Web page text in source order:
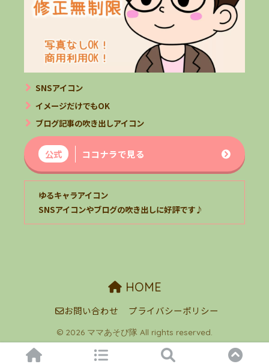
SNSアイコン
イメージだけでもOK
ブログ記事の吹き出しアイコン
公式 ココナラで見る
ゆるキャラアイコン
SNSアイコンやブログの吹き出しに好評です♪
HOME
お問い合わせ プライバシーポリシー
© 2026 ママあそび隊 All rights reserved.